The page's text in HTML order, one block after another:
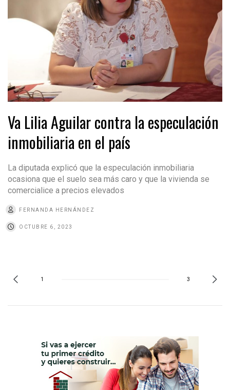
Va Lilia Aguilar contra la especulación
inmobiliaria en el país
La diputada explicó que la especulación inmobiliaria
ocasiona que el suelo sea más caro y que la vivienda se
comercialice a precios elevados
FERNANDA HERNÁNDEZ
OCTUBRE 6, 2023
1 3